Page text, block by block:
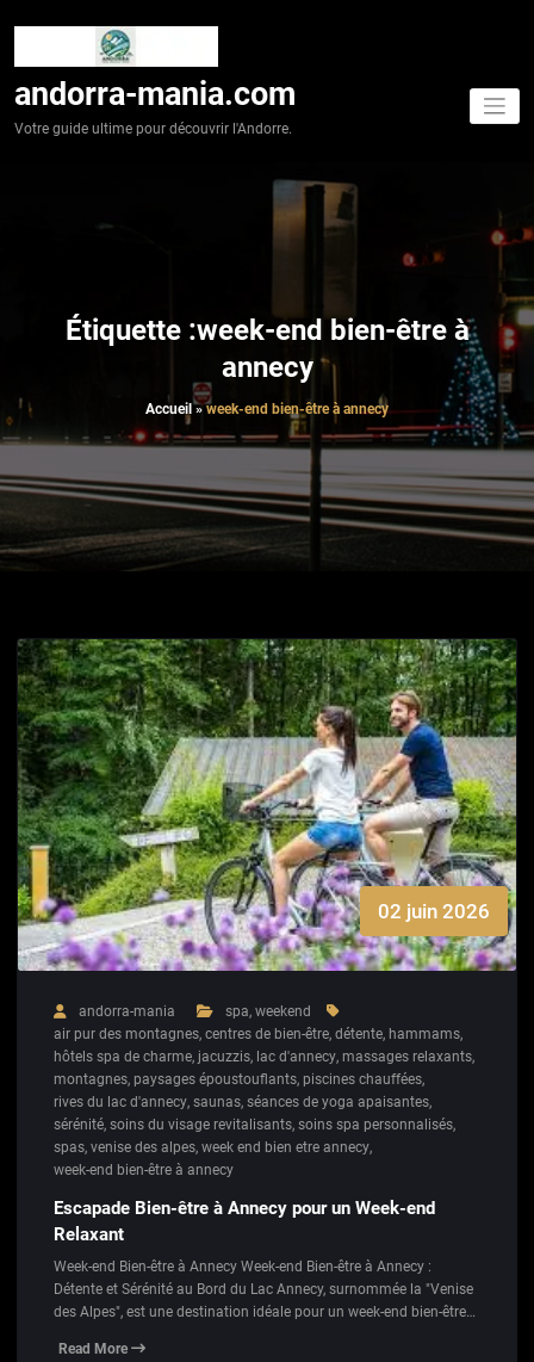
andorra-mania.com
Votre guide ultime pour découvrir l'Andorre.
Étiquette :week-end bien-être à
annecy
Accueil »week-end bien-être à annecy
02 juin 2026
andorra-mania spa, weekend
air pur des montagnes, centres de bien-être, détente, hammams,
hôtels spa de charme, jacuzzis, lac d'annecy, massages relaxants,
montagnes, paysages époustouflants, piscines chauffées,
rives du lac d'annecy, saunas, séances de yoga apaisantes,
sérénité, soins du visage revitalisants, soins spa personnalisés,
spas, venise des alpes, week end bien etre annecy,
week-end bien-être à annecy
Escapade Bien-être à Annecy pour un Week-end
Relaxant
Week-end Bien-être à Annecy Week-end Bien-être à Annecy :
Détente et Sérénité au Bord du Lac Annecy, surnommée la "Venise
des Alpes", est une destination idéale pour un week-end bien-être…
Read More